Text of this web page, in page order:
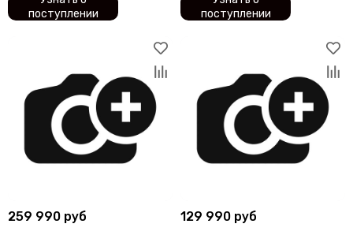
поступлении
поступлении
259 990 руб 129 990 руб